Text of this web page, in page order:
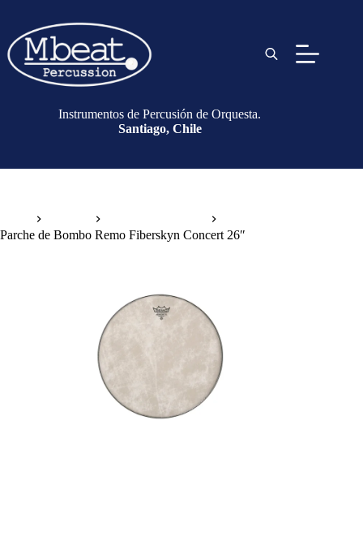
Instrumentos de Percusión de Orquesta.
Santiago, Chile
Parche de Bombo Remo Fiberskyn Concert 26″